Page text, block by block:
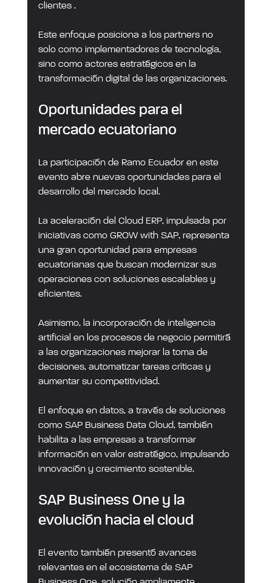
clientes .
Este enfoque posiciona a los partners no
solo como implementadores de tecnología,
sino como actores estratégicos en la
transformación digital de las organizaciones.
Oportunidades para el
mercado ecuatoriano
La participación de Ramo Ecuador en este
evento abre nuevas oportunidades para el
desarrollo del mercado local.
La aceleración del Cloud ERP, impulsada por
iniciativas como GROW with SAP, representa
una gran oportunidad para empresas
ecuatorianas que buscan modernizar sus
operaciones con soluciones escalables y
eficientes.
Asimismo, la incorporación de inteligencia
artificial en los procesos de negocio permitirá
a las organizaciones mejorar la toma de
decisiones, automatizar tareas críticas y
aumentar su competitividad.
El enfoque en datos, a través de soluciones
como SAP Business Data Cloud, también
habilita a las empresas a transformar
información en valor estratégico, impulsando
innovación y crecimiento sostenible.
SAP Business One y la
evolución hacia el cloud
El evento también presentó avances
relevantes en el ecosistema de SAP